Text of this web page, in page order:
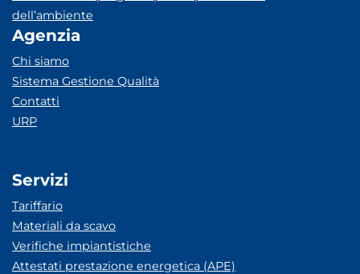
dell’ambiente
Agenzia
Chi siamo
Sistema Gestione Qualità
Contatti
URP
Servizi
Tariffario
Materiali da scavo
Verifiche impiantistiche
Attestati prestazione energetica (APE)